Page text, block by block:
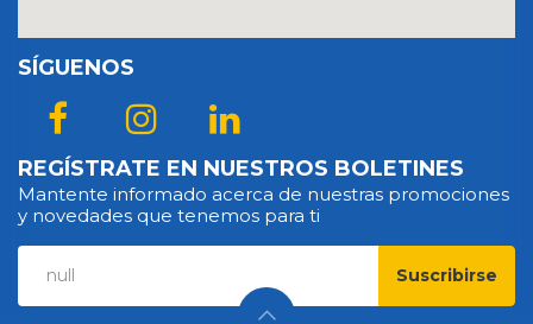
SÍGUENOS
REGÍSTRATE EN NUESTROS BOLETINES
Mantente informado acerca de nuestras promociones
y novedades que tenemos para ti
Suscribirse